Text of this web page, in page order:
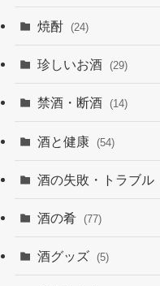
焼酎 (24)
珍しいお酒 (29)
禁酒・断酒 (14)
酒と健康 (54)
酒の失敗・トラブル
酒の肴 (77)
酒グッズ (5)